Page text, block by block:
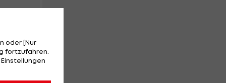
oder [Nur
fortzufahren.